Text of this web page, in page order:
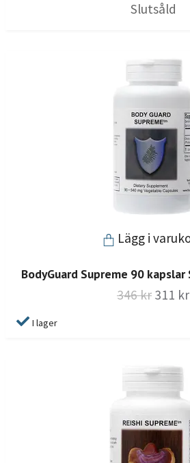
Slutsåld
Lägg i
BodyGuard Supreme 90
346 kr 311 kr
I lager